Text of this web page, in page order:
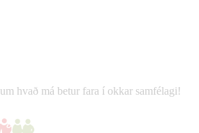
um hvað má betur fara í okkar samfélagi!